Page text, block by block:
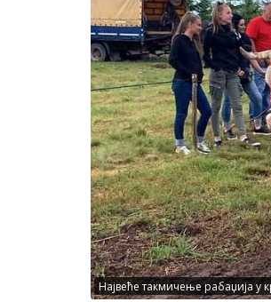
Највеће такмичење рабаџија у